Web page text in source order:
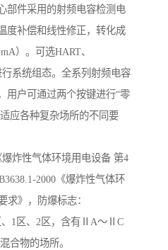
部件采用的射频电容检测电
度补偿和线性修正，转化成
）。可选HART、
系统组态。全系列射频电容
用户可通过两个按键进行“零
应各种复杂场所的不同要
爆炸性气体环境用电设备 第4
2000《爆炸性气体环
求》，防爆标志：
1区、2区，含有ⅡA～ⅡC
合物的场所。